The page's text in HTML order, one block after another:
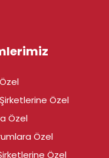
Özel
Özel
Özel
Özel